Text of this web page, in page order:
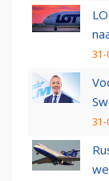
31-
31-